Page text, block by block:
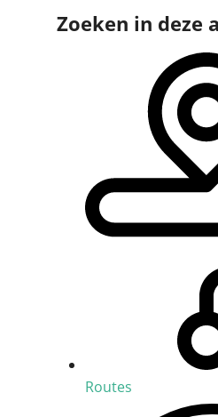
Zoeken in deze
Routes